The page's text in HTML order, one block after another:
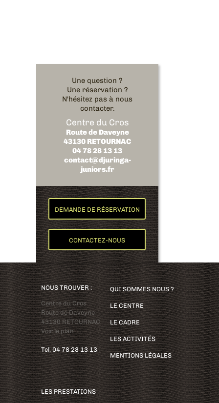
Une question ?
Une réservation ?
N'hésitez pas à nous
contacter.
Centre du Cros
Route de Daveyne
43130 RETOURNAC
04 78 28 13 13
contact@djuringa-
juniors.fr
DEMANDE DE RÉSERVATION
CONTACTEZ-NOUS
NOUS TROUVER :
Centre du Cros
Route de Daveyne
43130 RETOURNAC
Voir le plan
Tel. 04 78 28 13 13
QUI SOMMES NOUS ?
LE CENTRE
LE CADRE
LES ACTIVITÉS
MENTIONS LÉGALES
LES PRESTATIONS